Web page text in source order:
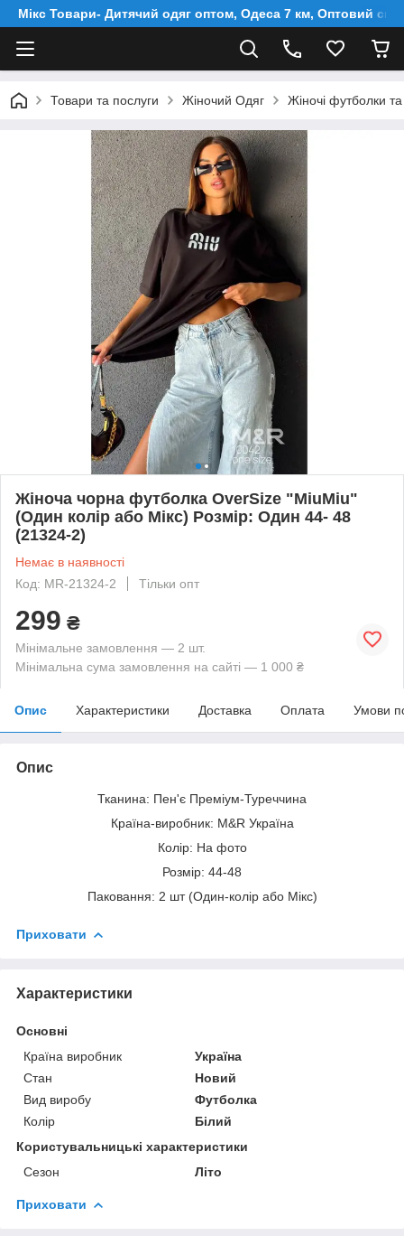
Мікс Товари- Дитячий одяг оптом, Одеса 7 км, Оптовий
Товари та послуги Жіночий Одяг Жіночі футболки
Жіноча чорна футболка OverSize "MiuMiu"
(Один колір або Мікс) Розмір: Один 44- 48
(21324-2)
Немає в наявності
Код: MR-21324-2
Тільки опт
299 ₴
Мінімальне замовлення — 2 шт.
Мінімальна сума замовлення на сайті — 1 000 ₴
Опис Характеристики Доставка Оплата Умови
Опис
Тканина: Пен'є Преміум-Туреччина
Країна-виробник: M&R Україна
Колір: На фото
Розмір: 44-48
Паковання: 2 шт (Один-колір або Мікс)
Приховати
Характеристики
Основні
Країна виробник
Україна
Стан
Новий
Вид виробу
Футболка
Колір
Білий
Користувальницькі характеристики
Сезон
Літо
Приховати